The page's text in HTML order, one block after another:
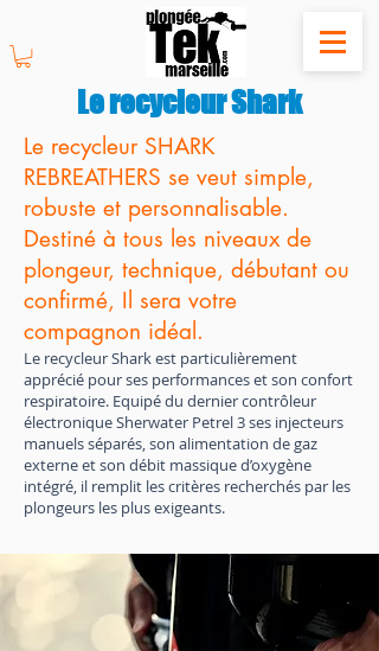
Le recycleur Shark
Le recycleur SHARK
REBREATHERS se veut simple,
robuste et personnalisable.
Destiné à tous les niveaux de
plongeur, technique, débutant ou
confirmé, Il sera votre
compagnon idéal.
Le recycleur Shark est particulièrement
apprécié pour ses performances et son confort
respiratoire. Equipé du dernier contrôleur
électronique Sherwater Petrel 3 ses injecteurs
manuels séparés, son alimentation de gaz
externe et son débit massique d’oxygène
intégré, il remplit les critères recherchés par les
plongeurs les plus exigeants.